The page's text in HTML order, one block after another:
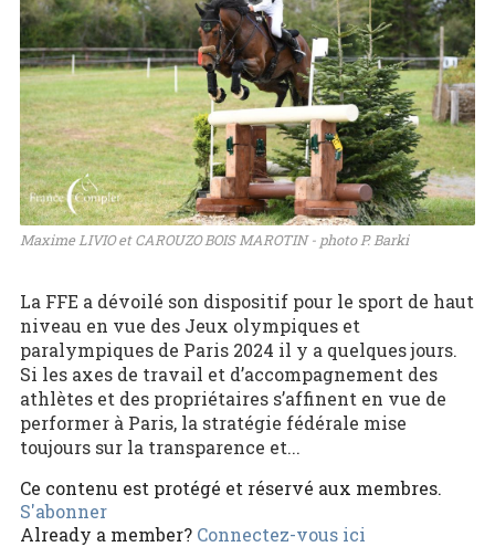
Maxime LIVIO et CAROUZO BOIS MAROTIN - photo P. Barki
La FFE a dévoilé son dispositif pour le sport de haut
niveau en vue des Jeux olympiques et
paralympiques de Paris 2024 il y a quelques jours.
Si les axes de travail et d’accompagnement des
athlètes et des propriétaires s’affinent en vue de
performer à Paris, la stratégie fédérale mise
toujours sur la transparence et...
Ce contenu est protégé et réservé aux membres.
S'abonner
Already a member? Connectez-vous ici